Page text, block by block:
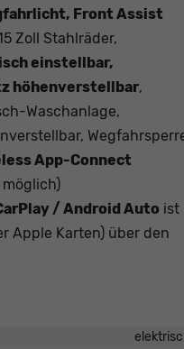
Front Assist
Zoll Stahlräder,
einstellbar,
höhenverstellbar,
Waschanlage,
App-Connect
/ Android Auto ist
Apple Karten) über den